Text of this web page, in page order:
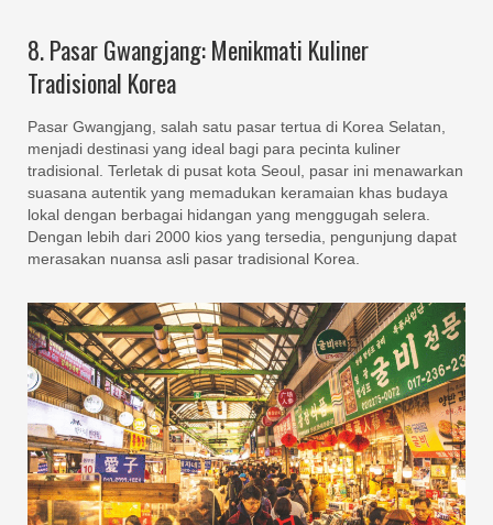
8. Pasar Gwangjang: Menikmati Kuliner
Tradisional Korea
Pasar Gwangjang, salah satu pasar tertua di Korea Selatan,
menjadi destinasi yang ideal bagi para pecinta kuliner
tradisional. Terletak di pusat kota Seoul, pasar ini menawarkan
suasana autentik yang memadukan keramaian khas budaya
lokal dengan berbagai hidangan yang menggugah selera.
Dengan lebih dari 2000 kios yang tersedia, pengunjung dapat
merasakan nuansa asli pasar tradisional Korea.